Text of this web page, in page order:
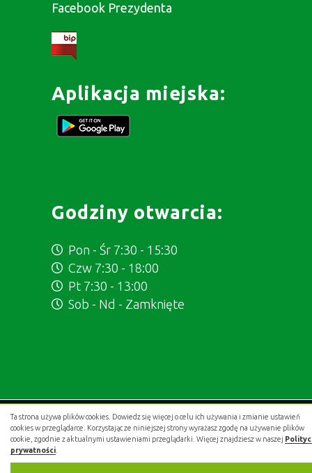
Ta strona używa plików cookies. Dowiedz się więcej o celu ich używania i zmianie ustawień
cookies w przeglądarce. Korzystając ze niniejszej strony wyrażasz zgodę na używanie plików
cookie, zgodnie z aktualnymi ustawieniami przeglądarki. Więcej znajdziesz w naszej
prywatności
Facebook Prezydenta
Aplikacja miejska:
Godziny otwarcia:
Pon - Śr 7:30 - 15:30
Czw 7:30 - 18:00
Pt 7:30 - 13:00
Sob - Nd - Zamknięte
Projekt i wykonanie:.gold studio digital